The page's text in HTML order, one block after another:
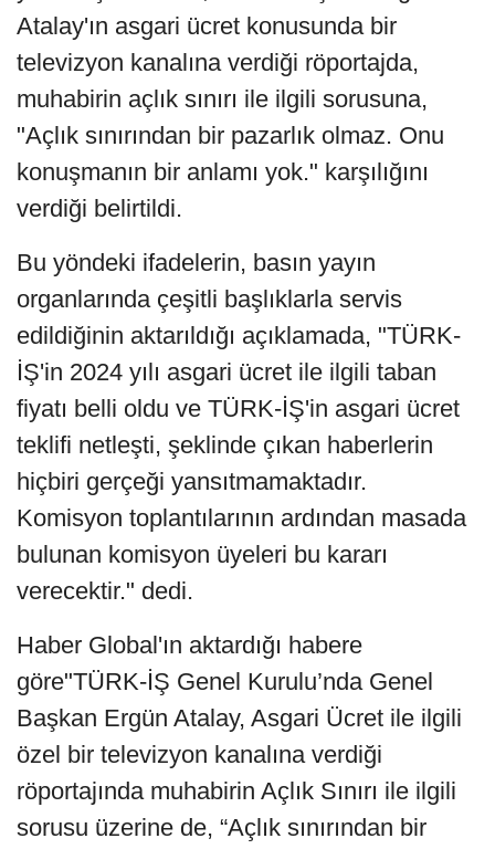
Atalay'ın asgari ücret konusunda bir
televizyon kanalına verdiği röportajda,
muhabirin açlık sınırı ile ilgili sorusuna,
"Açlık sınırından bir pazarlık olmaz. Onu
konuşmanın bir anlamı yok." karşılığını
verdiği belirtildi.
Bu yöndeki ifadelerin, basın yayın
organlarında çeşitli başlıklarla servis
edildiğinin aktarıldığı açıklamada, "TÜRK-
İŞ'in 2024 yılı asgari ücret ile ilgili taban
fiyatı belli oldu ve TÜRK-İŞ'in asgari ücret
teklifi netleşti, şeklinde çıkan haberlerin
hiçbiri gerçeği yansıtmamaktadır.
Komisyon toplantılarının ardından masada
bulunan komisyon üyeleri bu kararı
verecektir." dedi.
Haber Global'ın aktardığı habere
göre"TÜRK-İŞ Genel Kurulu’nda Genel
Başkan Ergün Atalay, Asgari Ücret ile ilgili
özel bir televizyon kanalına verdiği
röportajında muhabirin Açlık Sınırı ile ilgili
sorusu üzerine de, “Açlık sınırından bir